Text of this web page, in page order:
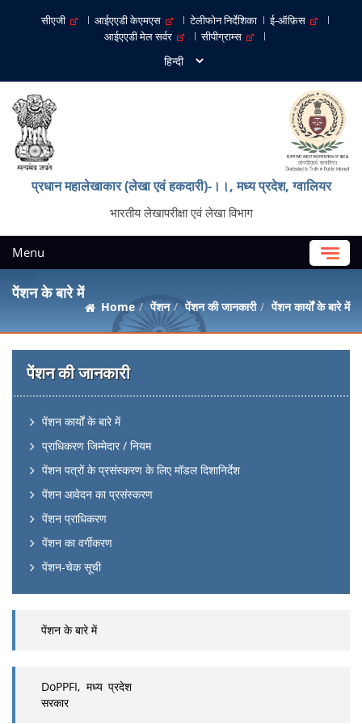
सीएजी आईएएडी केएमएस टेलीफोन निर्देशिका
ई-ऑफ़िस
आईएएडी मेल सर्वर
सीपीग्राम्स
प्रधान महालेखाकार (लेखा एवं हकदारी)-।।, मध्‍य प्रदेश, ग्‍वालियर
भारतीय लेखापरीक्षा एवं लेखा विभाग
Menu
पेंशन के बारे में
Home पेंशन पेंशन की जानकारी पेंशन कार्यों के बारे में
पेंशन की जानकारी
पेंशन कार्यों के बारे में
प्राधिकरण जिम्मेदार / नियम
पेंशन पत्रों के प्रसंस्करण के लिए मॉडल दिशानिर्देश
पेंशन आवेदन का प्रसंस्करण
पेंशन प्राधिकरण
पेंशन का वर्गीकरण
पेंशन-चेक सूची
पेंशन के बारे में
DoPPFI, मध्य प्रदेश
सरकार